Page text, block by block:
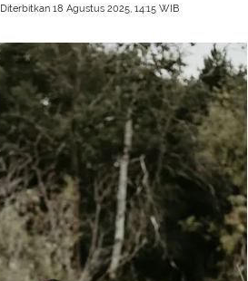
Diterbitkan 18 Agustus 2025, 14:15 WIB